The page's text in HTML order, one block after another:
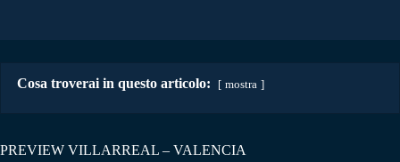
Cosa troverai in questo articolo: mostra
PREVIEW VILLARREAL – VALENCIA